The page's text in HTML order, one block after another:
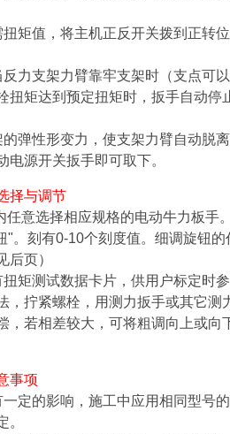
矩值，将主机正反开关拨到正转
力支架力臂靠牢支架时（支点可
扭矩达到预定扭矩时，扳手自动
弹性形变力，使支架力臂自动脱
源开关扳手即可取下。
择与调节
任意选择相应规格的电动牛力板手。
"。刻有0-10个刻度值。细调旋钮
后页）
矩测试数据卡片，供用户标定时
，拧紧螺栓，用测力扳手或其它测
，若相差较大，可将粗调向上或向
事项
定的影响，施工中应用相同型号
。